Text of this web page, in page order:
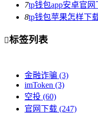
7tp钱包app安卓官
8tp钱包苹果怎样下
标签列表
金融诈骗 (3)
imToken (3)
空投 (60)
官网下载 (247)